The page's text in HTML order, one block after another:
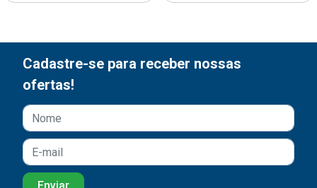
Cadastre-se para receber nossas
ofertas!